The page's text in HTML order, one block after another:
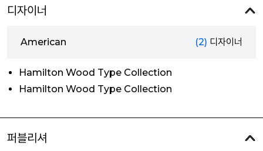
디자이너
American (2) 디자이너
Hamilton Wood Type Collection
Hamilton Wood Type Collection
퍼블리셔